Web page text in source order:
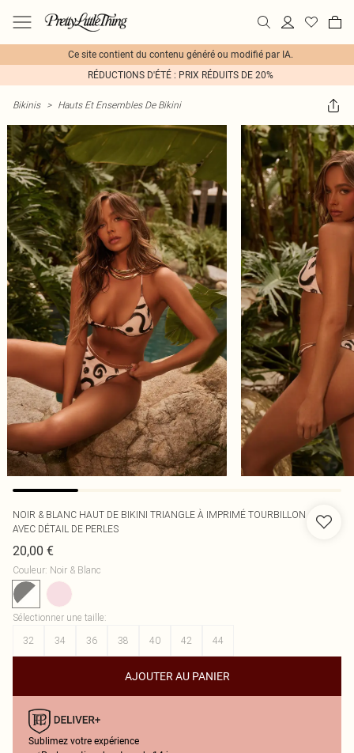
Ce site contient du contenu généré ou modifié par IA.
RÉDUCTIONS D'ÉTÉ : PRIX RÉDUITS DE 20%
Bikinis > Hauts Et Ensembles De Bikini
NOIR & BLANC HAUT DE BIKINI TRIANGLE À IMPRIMÉ TOURBILLON
AVEC DÉTAIL DE PERLES
20,00 €
Couleur: Noir & Blanc
Sélectionner une taille:
32
34 36 38 40 42 44
AJOUTER AU PANIER
Sublimez votre expérience